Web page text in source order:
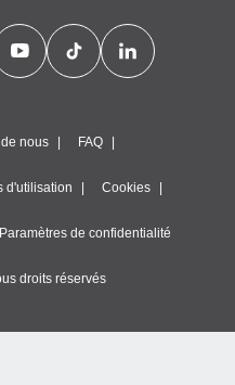
nous FAQ
d'utilisation Cookies
Paramètres de confidentialité
droits réservés